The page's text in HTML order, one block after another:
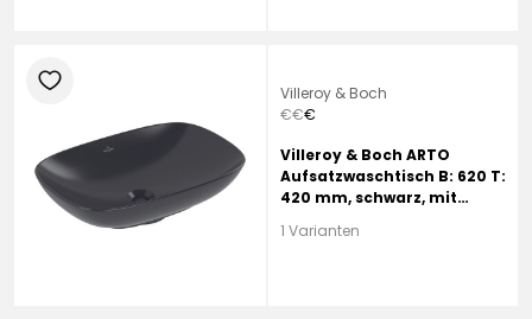
heart
Villeroy & Boch
€€€
Villeroy & Boch ARTO
Aufsatzwaschtisch B: 620 T:
420 mm, schwarz, mit
Hahnloch, mit Überlauf
1 Varianten